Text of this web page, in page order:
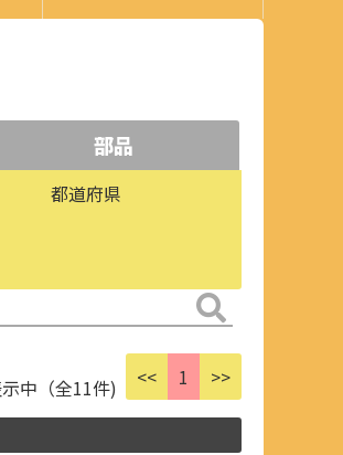
部品
都道府県
中（全11件) << 1 >>